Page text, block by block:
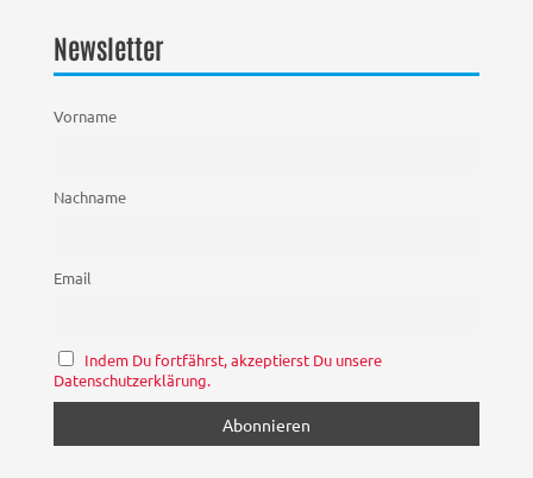
Newsletter
Vorname
Nachname
Email
Indem Du fortfährst, akzeptierst Du unsere
Datenschutzerklärung.